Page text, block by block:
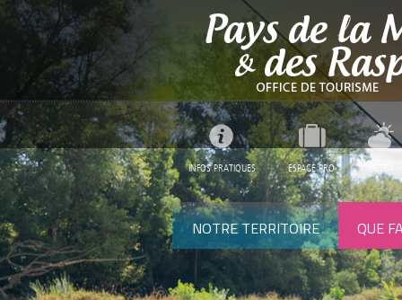
INFOS PRATIQUES ESPACE PRO
NOTRE TERRITOIRE QUE